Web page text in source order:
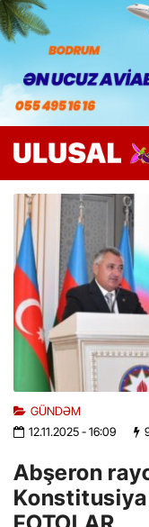
GÜNDƏM
12.11.2025- 16:09
Abşeron
Konstitusiya